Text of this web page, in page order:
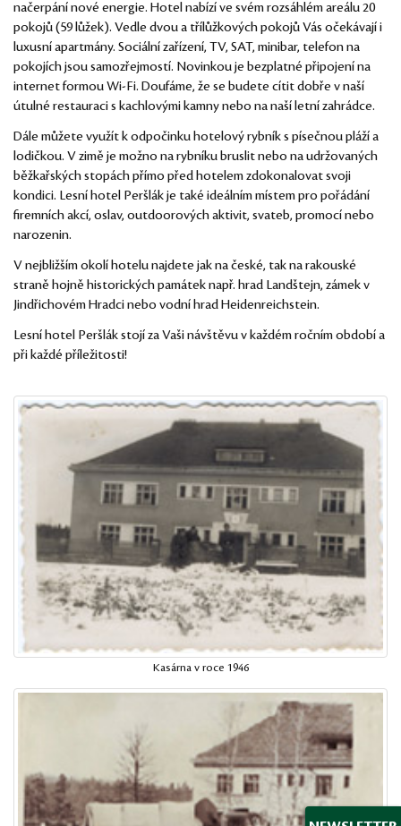
načerpání nové energie. Hotel nabízí ve svém rozsáhlém areálu 20
pokojů (59 lůžek). Vedle dvou a třílůžkových pokojů Vás očekávají i
luxusní apartmány. Sociální zařízení, TV, SAT, minibar, telefon na
pokojích jsou samozřejmostí. Novinkou je bezplatné připojení na
internet formou Wi-Fi. Doufáme, že se budete cítit dobře v naší
útulné restauraci s kachlovými kamny nebo na naší letní zahrádce.
Dále můžete využít k odpočinku hotelový rybník s písečnou pláží a
lodičkou. V zimě je možno na rybníku bruslit nebo na udržovaných
běžkařských stopách přímo před hotelem zdokonalovat svoji
kondici. Lesní hotel Peršlák je také ideálním místem pro pořádání
firemních akcí, oslav, outdoorových aktivit, svateb, promocí nebo
narozenin.
V nejbližším okolí hotelu najdete jak na české, tak na rakouské
straně hojně historických památek např. hrad Landštejn, zámek v
Jindřichovém Hradci nebo vodní hrad Heidenreichstein.
Lesní hotel Peršlák stojí za Vaši návštěvu v každém ročním období a
při každé příležitosti!
Kasárna v roce 1946